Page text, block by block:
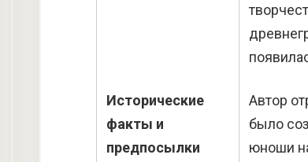
Исторические
факты и
предпосылки
Автор
было
юноши